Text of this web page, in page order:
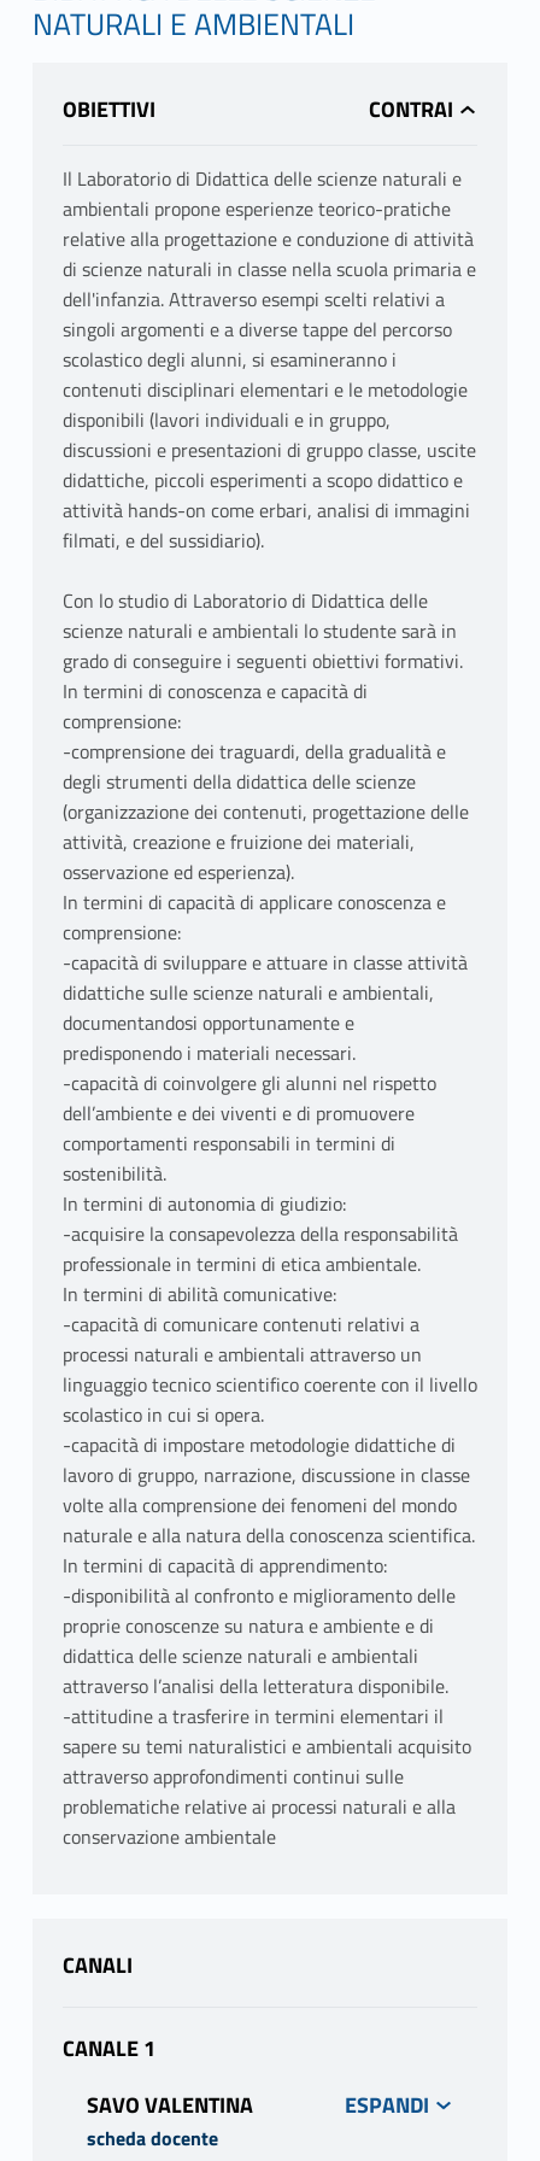
NATURALI E AMBIENTALI
OBIETTIVI
Il Laboratorio di Didattica delle scienze naturali e
ambientali propone esperienze teorico-pratiche
relative alla progettazione e conduzione di attività
di scienze naturali in classe nella scuola primaria e
dell'infanzia. Attraverso esempi scelti relativi a
singoli argomenti e a diverse tappe del percorso
scolastico degli alunni, si esamineranno i
contenuti disciplinari elementari e le metodologie
disponibili (lavori individuali e in gruppo,
discussioni e presentazioni di gruppo classe, uscite
didattiche, piccoli esperimenti a scopo didattico e
attività hands-on come erbari, analisi di immagini
filmati, e del sussidiario).
Con lo studio di Laboratorio di Didattica delle
scienze naturali e ambientali lo studente sarà in
grado di conseguire i seguenti obiettivi formativi.
In termini di conoscenza e capacità di
comprensione:
-comprensione dei traguardi, della gradualità e
degli strumenti della didattica delle scienze
(organizzazione dei contenuti, progettazione delle
attività, creazione e fruizione dei materiali,
osservazione ed esperienza).
In termini di capacità di applicare conoscenza e
comprensione:
-capacità di sviluppare e attuare in classe attività
didattiche sulle scienze naturali e ambientali,
documentandosi opportunamente e
predisponendo i materiali necessari.
-capacità di coinvolgere gli alunni nel rispetto
dell’ambiente e dei viventi e di promuovere
comportamenti responsabili in termini di
sostenibilità.
In termini di autonomia di giudizio:
-acquisire la consapevolezza della responsabilità
professionale in termini di etica ambientale.
In termini di abilità comunicative:
-capacità di comunicare contenuti relativi a
processi naturali e ambientali attraverso un
linguaggio tecnico scientifico coerente con il livello
scolastico in cui si opera.
-capacità di impostare metodologie didattiche di
lavoro di gruppo, narrazione, discussione in classe
volte alla comprensione dei fenomeni del mondo
naturale e alla natura della conoscenza scientifica.
In termini di capacità di apprendimento:
-disponibilità al confronto e miglioramento delle
proprie conoscenze su natura e ambiente e di
didattica delle scienze naturali e ambientali
attraverso l’analisi della letteratura disponibile.
-attitudine a trasferire in termini elementari il
sapere su temi naturalistici e ambientali acquisito
attraverso approfondimenti continui sulle
problematiche relative ai processi naturali e alla
conservazione ambientale
CANALI
CANALE 1
SAVO VALENTINA
scheda docente